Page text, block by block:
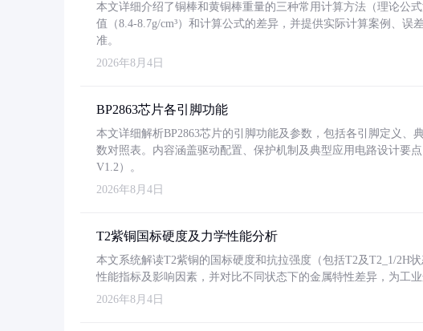
本文详细介绍了铜棒和黄铜棒重量的三种常用计算方法（理论公
值（8.4-8.7g/cm³）和计算公式的差异，并提供实际计算案例、误
准。
2026年8月4日
BP2863芯片各引脚功能
本文详细解析BP2863芯片的引脚功能及参数，包括各引脚定义
数对照表。内容涵盖驱动配置、保护机制及典型应用电路设计要
V1.2）。
2026年8月4日
T2紫铜国标硬度及力学性能分析
本文系统解读T2紫铜的国标硬度和抗拉强度（包括T2及T2_1/2H
性能指标及影响因素，并对比不同状态下的金属特性差异，为工业
2026年8月4日